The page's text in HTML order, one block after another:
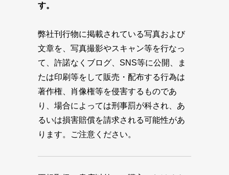
す。
弊社刊行物に掲載されている写真および
文章を、写真撮影やスキャン等を行なっ
て、許諾なくブログ、SNS等に公開、ま
たは印刷等をして販売・配布する行為は
著作権、肖像権等を侵害するものであ
り、場合によっては刑事罰が科され、あ
るいは損害賠償を請求される可能性があ
ります。ご注意ください。